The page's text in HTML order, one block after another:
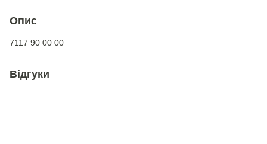
Опис
7117 90 00 00
Відгуки